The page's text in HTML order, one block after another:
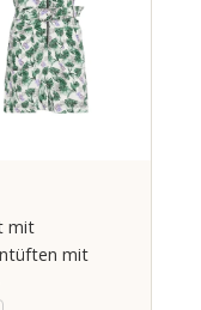
mit
mit